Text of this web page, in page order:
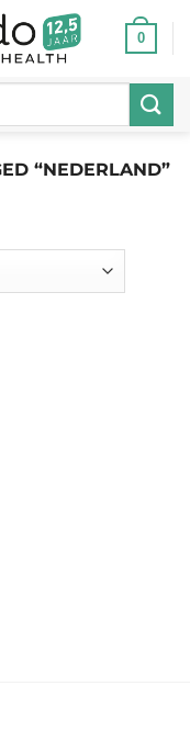
0
“NEDERLAND”